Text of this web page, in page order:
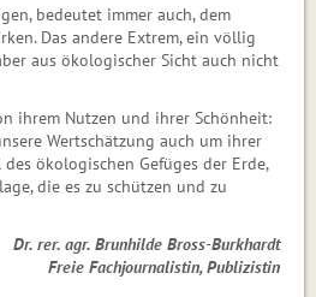
bedeutet immer auch, dem
Das andere Extrem, ein völlig
aus ökologischer Sicht auch nicht
ihrem Nutzen und ihrer Schönheit:
Wertschätzung auch um ihrer
ökologischen Gefüges der Erde,
die es zu schützen und zu
Dr. rer. agr. Brunhilde Bross-Burkhardt
Freie Fachjournalistin, Publizistin